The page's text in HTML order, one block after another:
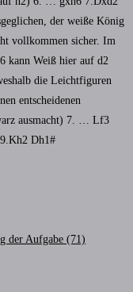
der weiße König
vollkommen sicher. Im
kann Weiß hier auf d2
die Leichtfiguren
entscheidenen
ausmacht) 7. … Lf3
Dh1#